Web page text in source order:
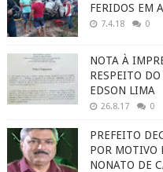
FERIDOS EM
7.4.18 0
NOTA À
RESPEITO
EDSON LIMA
26.8.17 0
PREFEITO
POR MOTIVO
NONATO DE